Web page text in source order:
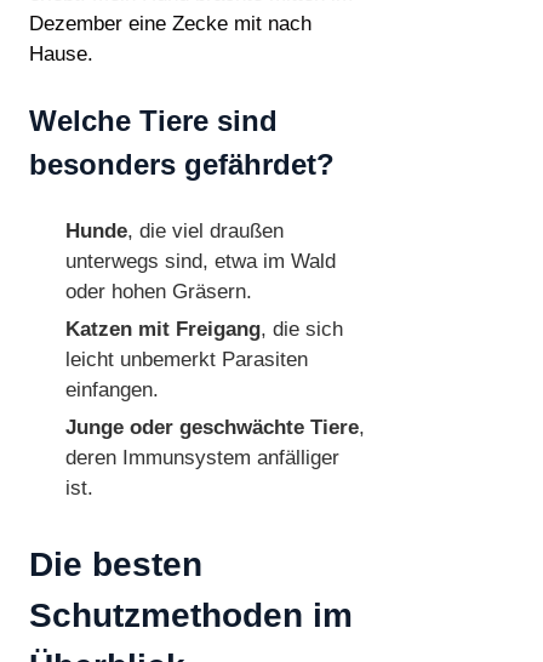
Dezember eine Zecke mit nach
Hause.
Welche Tiere sind
besonders gefährdet?
Hunde, die viel draußen
unterwegs sind, etwa im Wald
oder hohen Gräsern.
Katzen mit Freigang, die sich
leicht unbemerkt Parasiten
einfangen.
Junge oder geschwächte Tiere,
deren Immunsystem anfälliger
ist.
Die besten
Schutzmethoden im